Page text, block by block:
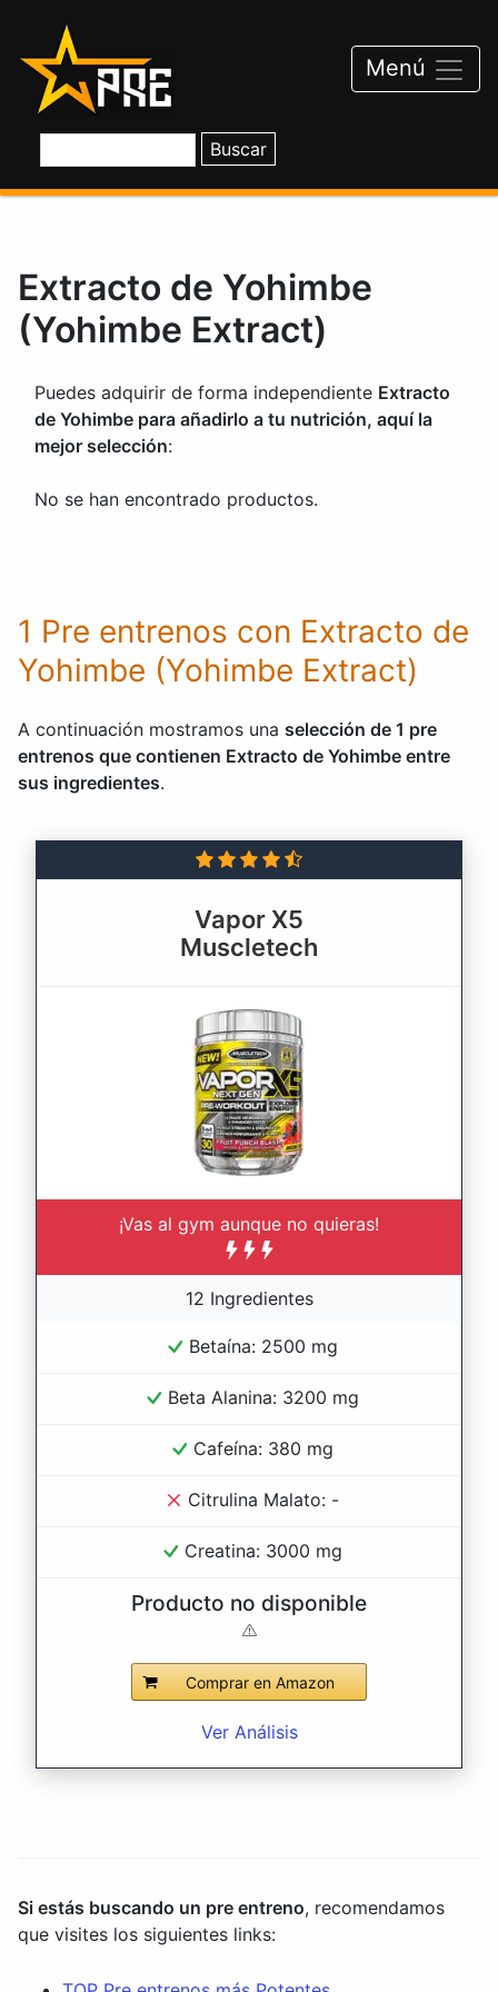
contenido
Menú
Extracto de Yohimbe
(Yohimbe Extract)
Puedes adquirir de forma independiente Extracto
de Yohimbe para añadirlo a tu nutrición, aquí la
mejor selección:
No se han encontrado productos.
1 Pre entrenos con Extracto de
Yohimbe (Yohimbe Extract)
A continuación mostramos una selección de 1 pre
entrenos que contienen Extracto de Yohimbe entre
sus ingredientes.
Vapor X5
Muscletech
¡Vas al gym aunque no quieras!
12 Ingredientes
Betaína: 2500 mg
Beta Alanina: 3200 mg
Cafeína: 380 mg
Citrulina Malato: -
Creatina: 3000 mg
Producto no disponible
Comprar en Amazon
Ver Análisis
Si estás buscando un pre entreno, recomendamos
que visites los siguientes links: